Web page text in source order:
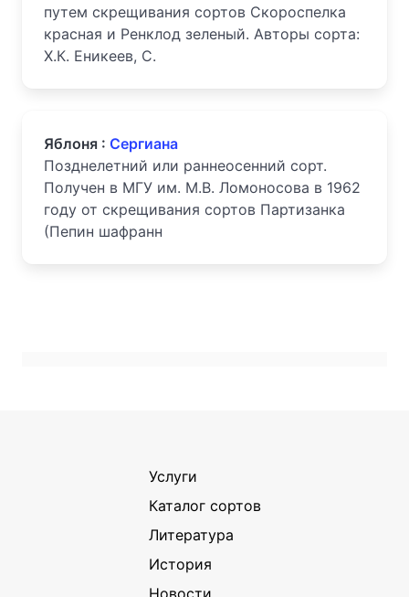
путем скрещивания сортов Скороспелка
красная и Ренклод зеленый. Авторы сорта:
Х.К. Еникеев, С.
Яблоня : Сергиана
Позднелетний или раннеосенний сорт.
Получен в МГУ им. М.В. Ломоносова в 1962
году от скрещивания сортов Партизанка
(Пепин шафранн
Услуги
Каталог сортов
Литература
История
Новости